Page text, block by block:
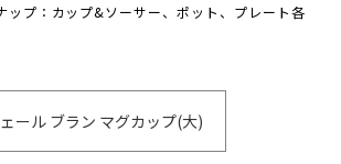
プ：カップ&ソーサー、ポット、プレート各
ール ブラン マグカップ(大)